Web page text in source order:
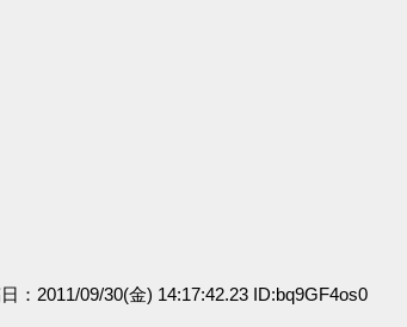
：2011/09/30(金) 14:17:42.23 ID:bq9GF4os0